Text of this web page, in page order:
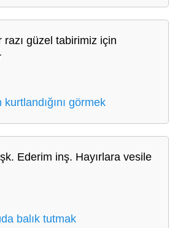
güzel tabirimiz için
görmek
Ederim inş. Hayırlara vesile
balık tutmak